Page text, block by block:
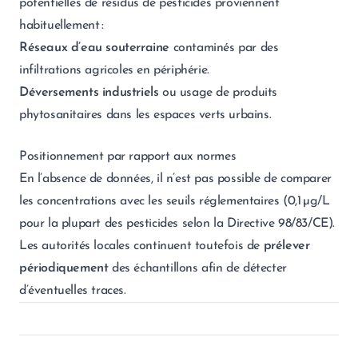
potentielles de résidus de pesticides proviennent
habituellement :
Réseaux d’eau souterraine contaminés par des
infiltrations agricoles en périphérie.
Déversements industriels ou usage de produits
phytosanitaires dans les espaces verts urbains.
Positionnement par rapport aux normes
En l’absence de données, il n’est pas possible de comparer
les concentrations avec les seuils réglementaires (0,1 µg/L
pour la plupart des pesticides selon la Directive 98/83/CE).
Les autorités locales continuent toutefois de prélever
périodiquementdes échantillons afin de détecter
d’éventuelles traces.